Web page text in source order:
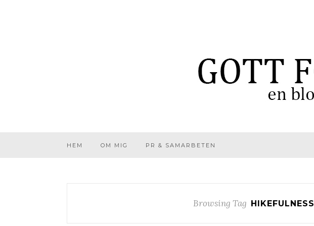
HEM OM MIG PR & SAMARBETEN
Browsing Tag HIKEFULNESS